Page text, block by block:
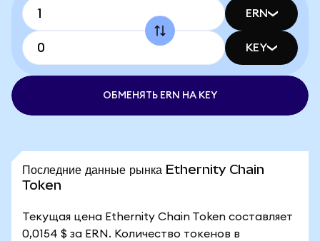
ERN
KEY
ОБМЕНЯТЬ ERN НА KEY
Последние данные рынка Ethernity Chain
Token
Текущая цена Ethernity Chain Token составляет
0,0154 $ за ERN. Количество токенов в